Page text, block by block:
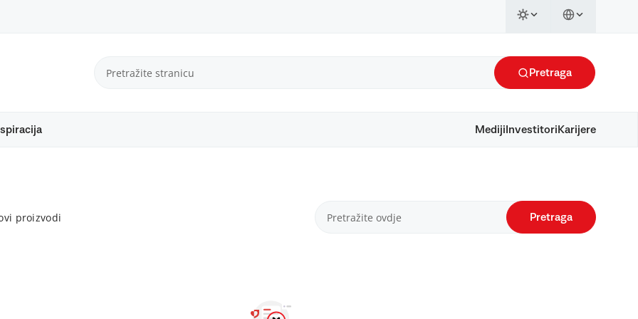
Pretraga
Mediji Investitori Karijere
proizvodi Pretraga